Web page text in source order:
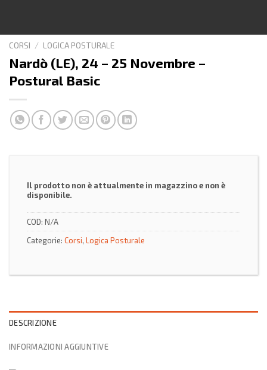
CORSI / LOGICA POSTURALE
Nardò (LE), 24 – 25 Novembre –
Postural Basic
Il prodotto non è attualmente in magazzino e non è
disponibile.
COD: N/A
Categorie: Corsi, Logica Posturale
DESCRIZIONE
INFORMAZIONI AGGIUNTIVE